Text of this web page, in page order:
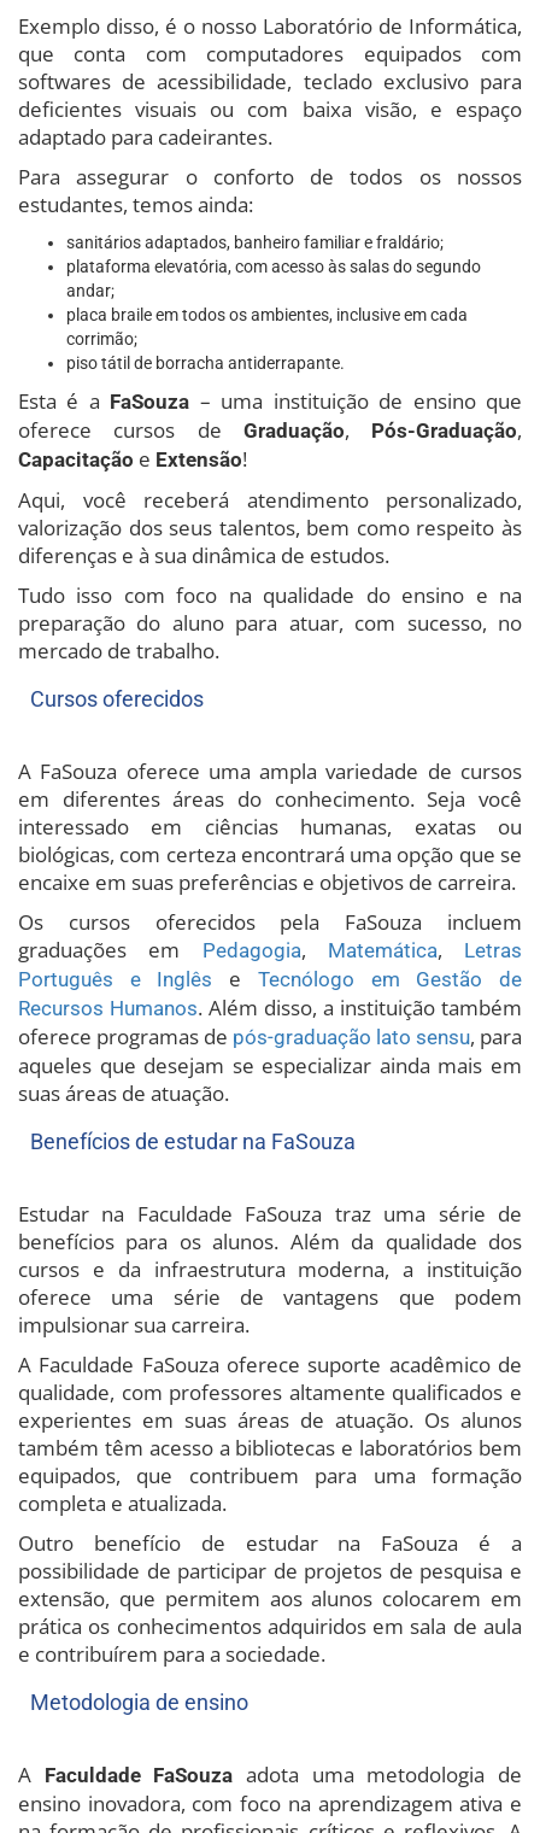
Exemplo disso, é o nosso Laboratório de Informática,
que conta com computadores equipados com
softwares de acessibilidade, teclado exclusivo para
deficientes visuais ou com baixa visão, e espaço
adaptado para cadeirantes.
Para assegurar o conforto de todos os nossos
estudantes, temos ainda:
sanitários adaptados, banheiro familiar e fraldário;
plataforma elevatória, com acesso às salas do segundo
andar;
placa braile em todos os ambientes, inclusive em cada
corrimão;
piso tátil de borracha antiderrapante.
Esta é a FaSouza – uma instituição de ensino que
oferece cursos de Graduação, Pós-Graduação,
Capacitação e Extensão!
Aqui, você receberá atendimento personalizado,
valorização dos seus talentos, bem como respeito às
diferenças e à sua dinâmica de estudos.
Tudo isso com foco na qualidade do ensino e na
preparação do aluno para atuar, com sucesso, no
mercado de trabalho.
Cursos oferecidos
A FaSouza oferece uma ampla variedade de cursos
em diferentes áreas do conhecimento. Seja você
interessado em ciências humanas, exatas ou
biológicas, com certeza encontrará uma opção que se
encaixe em suas preferências e objetivos de carreira.
Os cursos oferecidos pela FaSouza incluem
graduações em
Pedagogia, Matemática,
Letras
Português e Inglês
e Tecnólogo em Gestão de
Recursos Humanos. Além disso, a instituição também
oferece programas de pós-graduação lato sensu, para
aqueles que desejam se especializar ainda mais em
suas áreas de atuação.
Benefícios de estudar na FaSouza
Estudar na Faculdade FaSouza traz uma série de
benefícios para os alunos. Além da qualidade dos
cursos e da infraestrutura moderna, a instituição
oferece uma série de vantagens que podem
impulsionar sua carreira.
A Faculdade FaSouza oferece suporte acadêmico de
qualidade, com professores altamente qualificados e
experientes em suas áreas de atuação. Os alunos
também têm acesso a bibliotecas e laboratórios bem
equipados, que contribuem para uma formação
completa e atualizada.
Outro benefício de estudar na FaSouza é a
possibilidade de participar de projetos de pesquisa e
extensão, que permitem aos alunos colocarem em
prática os conhecimentos adquiridos em sala de aula
e contribuírem para a sociedade.
Metodologia de ensino
A Faculdade FaSouza adota uma metodologia de
ensino inovadora, com foco na aprendizagem ativa e